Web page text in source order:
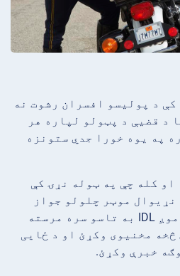
د پولیسو افسران رشوت نه
د قضیې د پټولو لپاره هر
په یوه خورا جدي ستونزه
کله چې په ټوله نړۍ کې
موټر چلولو جواز
ترلاسه کول مه هیروئ. زموږ IDL به تاسو سره مرسته
مخنیوی وکړئ او د ځایی
خبرې وکړئ.